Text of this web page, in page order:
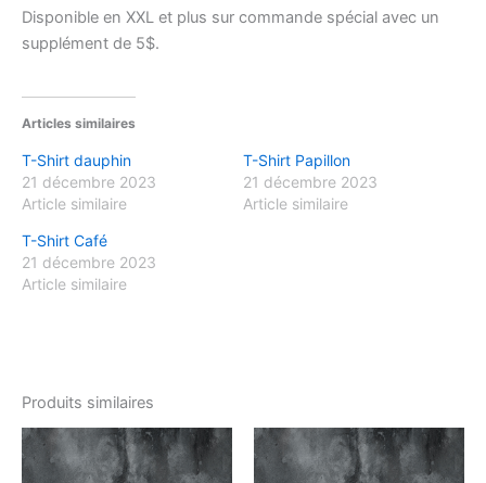
Disponible en XXL et plus sur commande spécial avec un
supplément de 5$.
Articles similaires
T-Shirt dauphin
21 décembre 2023
Article similaire
T-Shirt Papillon
21 décembre 2023
Article similaire
T-Shirt Café
21 décembre 2023
Article similaire
Produits similaires
Ce
produit
Ce